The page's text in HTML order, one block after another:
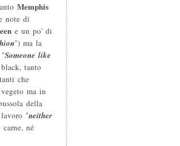
Memphis
note di
e un po' di
") ma la
"Someone like
tanto
che
ma in
della
lavoro "neither
né